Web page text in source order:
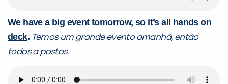
We have a big event tomorrow, so it’sall hands on
deck. Temos um grande evento amanhã, então
todos a postos.